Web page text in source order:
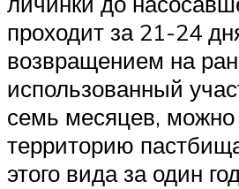
проходит за 21-24
возвращением на
использованный
семь месяцев, можно
территорию
этого вида за один